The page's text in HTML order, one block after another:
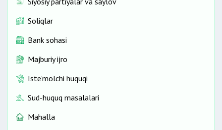
Soliqlar
Bank sohasi
Majburiy ijro
Iste’molchi huquqi
Sud-huquq masalalari
Mahalla